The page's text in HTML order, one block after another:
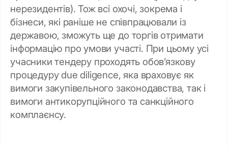
нерезидентів). Тож всі охочі, зокрема і
бізнеси, які раніше не співпрацювали із
державою, зможуть ще до торгів отримати
інформацію про умови участі. При цьому усі
учасники тендеру проходять обов’язкову
процедуру due diligence, яка враховує як
вимоги закупівельного законодавства, так і
вимоги антикорупційного та санкційного
комплаєнсу.